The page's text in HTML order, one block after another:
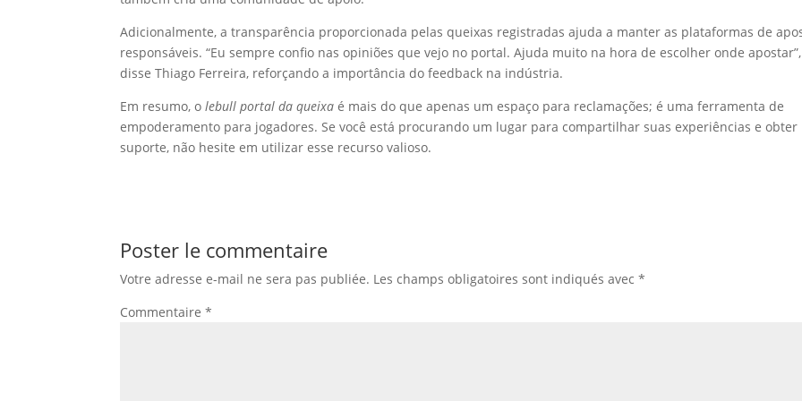
Adicionalmente, a transparência proporcionada pelas queixas registradas ajuda a manter as plataformas de
responsáveis. “Eu sempre confio nas opiniões que vejo no portal. Ajuda muito na hora de escolher onde apostar”,
disse Thiago Ferreira, reforçando a importância do feedback na indústria.
Em resumo, olebull portal da queixa é mais do que apenas um espaço para reclamações; é uma ferramenta de
empoderamento para jogadores. Se você está procurando um lugar para compartilhar suas experiências e obter
suporte, não hesite em utilizar esse recurso valioso.
Poster le commentaire
Votre adresse e-mail ne sera pas publiée. Les champs obligatoires sont indiqués avec*
Commentaire*